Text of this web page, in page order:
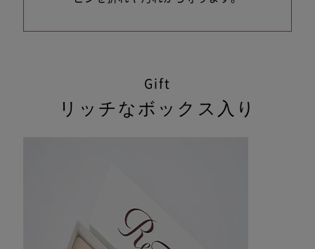
Gift
リッチなボックス入り